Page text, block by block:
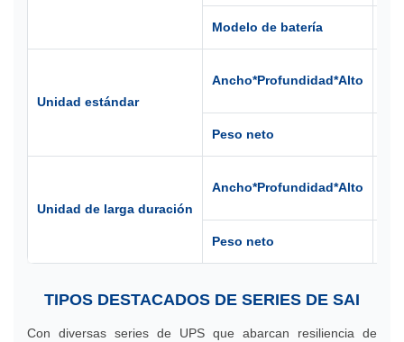
Modelo de batería
Unidad estándar
Ancho*Profundidad*Alto
Peso neto
Unidad de larga duración
Ancho*Profundidad*Alto
Peso neto
TIPOS DESTACADOS DE SERIES DE SAI
Con diversas series de UPS que abarcan resiliencia de